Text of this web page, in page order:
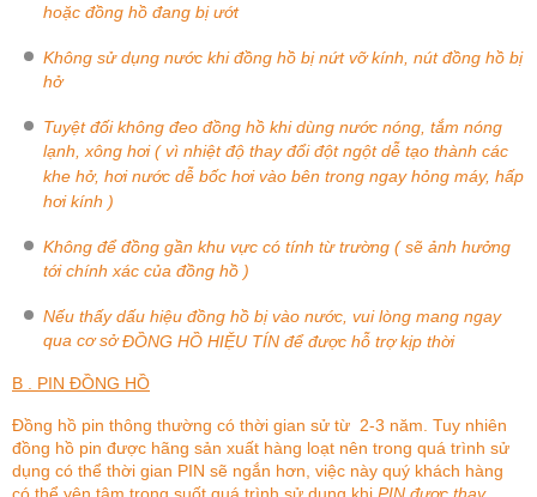
hoặc đồng hồ đang bị ướt
Không sử dụng nước khi đồng hồ bị nứt vỡ kính, nút đồng hồ bị
hở
Tuyệt đối không đeo đồng hồ khi dùng nước nóng, tắm nóng
lạnh, xông hơi ( vì nhiệt độ thay đổi đột ngột dễ tạo thành các
khe hở, hơi nước dễ bốc hơi vào bên trong ngay hỏng máy, hấp
hơi kính )
Không để đồng gần khu vực có tính từ trường ( sẽ ảnh hưởng
tới chính xác của đồng hồ )
Nếu thấy dấu hiệu đồng hồ bị vào nước, vui lòng mang ngay
qua cơ sởĐỒNG HỒ HIỆU TÍN để được hỗ trợ kịp thời
B . PIN ĐỒNG HỒ
Đồng hồ pin thông thường có thời gian sử từ 2-3 năm. Tuy nhiên
đồng hồ pin được hãng sản xuất hàng loạt nên trong quá trình sử
dụng có thể thời gian PIN sẽ ngắn hơn, việc này quý khách hàng